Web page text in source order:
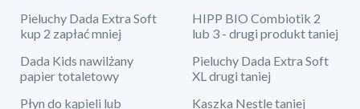
Pieluchy Dada Extra Soft
kup 2 zapłać mniej
HIPP BIO Combiotik 2
lub 3 - drugi produkt taniej
Dada Kids nawilżany
papier totaletowy
Pieluchy Dada Extra Soft
XL drugi taniej
Płyn do kąpieli lub
Kaszka Nestle taniej